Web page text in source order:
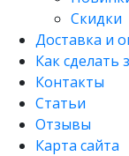
Скидки
Доставка и
Как сделать
Контакты
Статьи
Отзывы
Карта сайта